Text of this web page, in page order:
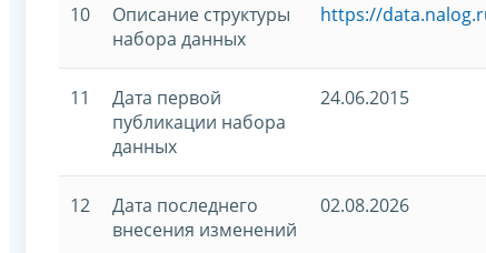
10
Описание структуры
набора данных
https://
11
Дата первой
публикации набора
данных
24.06.2015
12
Дата последнего
внесения изменений
02.08.2026